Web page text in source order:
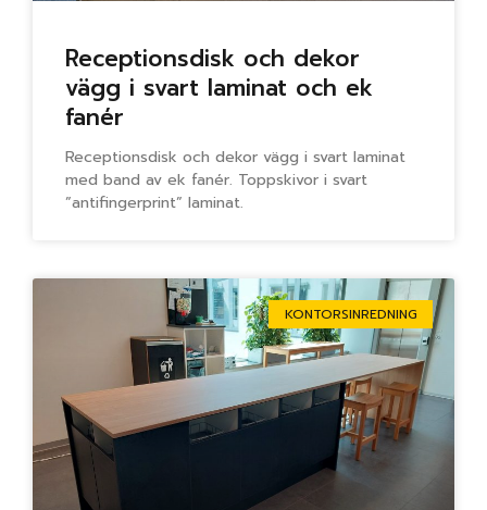
Receptionsdisk och dekor
vägg i svart laminat och ek
fanér
Receptionsdisk och dekor vägg i svart laminat
med band av ek fanér. Toppskivor i svart
”antifingerprint” laminat.
KONTORSINREDNING